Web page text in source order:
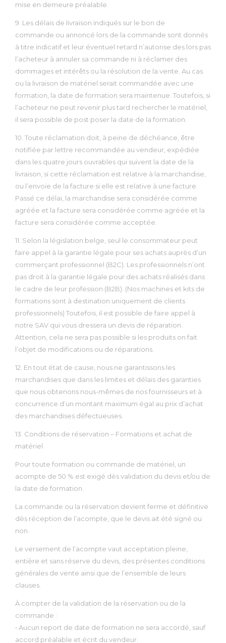
mise en demeure préalable.
9. Les délais de livraison indiqués sur le bon de
commande ou annoncé lors de la commande sont donnés
à titre indicatif et leur éventuel retard n’autorise des lors pas
l’acheteur à annuler sa commande ni à réclamer des
dommages et intérêts ou la résolution de la vente. Au cas
ou la livraison de matériel serait commandée avec une
formation, la date de formation sera maintenue. Toutefois, si
l’acheteur ne peut revenir plus tard rechercher le matériel,
il sera possible de post poser la date de la formation.
10. Toute réclamation doit, à peine de déchéance, être
notifiée par lettre recommandée au vendeur, expédiée
dans les quatre jours ouvrables qui suivent la date de la
livraison, si cette réclamation est relative à la marchandise,
ou l’envoie de la facture si elle est relative à une facture.
Passé ce délai, la marchandise sera considérée comme
agréée et la facture sera considérée comme agréée et la
facture sera considérée comme acceptée.
11. Selon la législation belge, seul le consommateur peut
faire appel à la garantie légale pour ses achats auprès d’un
commerçant professionnel (B2C). Les professionnels n’ont
pas droit à la garantie légale pour des achats réalisés dans
le cadre de leur profession (B2B). (Nos machines et kits de
formations sont à destination uniquement de clients
professionnels) Toutefois, il est possible de faire appel à
notre SAV qui vous dressera un devis de réparation.
Attention, cela ne sera pas possible si les produits on fait
l’objet de modifications ou de réparations.
12. En tout état de cause, nous ne garantissons les
marchandises que dans les limites et délais des garanties
que nous obtenons nous-mêmes de nos fournisseurs et à
concurrence d’un montant maximum égal au prix d’achat
des marchandises défectueuses.
13. Conditions de réservation – Formations et achat de
matériel
Pour toute formation ou commande de matériel, un
acompte de 50 % est exigé dès validation du devis et/ou de
la date de formation.
La commande ou la réservation devient ferme et définitive
dès réception de l’acompte, que le devis ait été signé ou
non.
Le versement de l’acompte vaut acceptation pleine,
entière et sans réserve du devis, des présentes conditions
générales de vente ainsi que de l’ensemble de leurs
clauses.
À compter de la validation de la réservation ou de la
commande :
• Aucun report de date de formation ne sera accordé, sauf
accord préalable et écrit du vendeur.